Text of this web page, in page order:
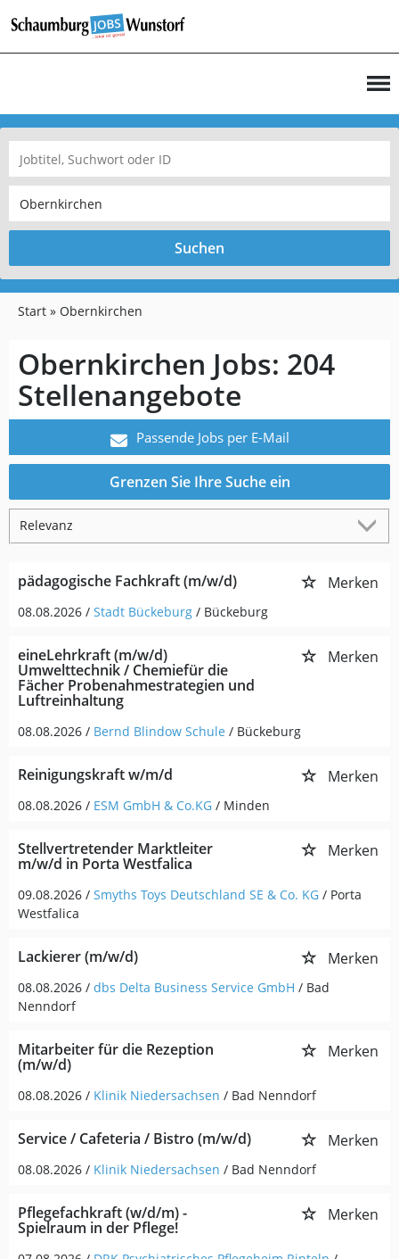
Suchen
Start Obernkirchen
Obernkirchen Jobs: 204
Stellenangebote
Passende Jobs per E-Mail
Grenzen Sie Ihre Suche ein
pädagogische Fachkraft (m/w/d) Merken
08.08.2026 / Stadt Bückeburg / Bückeburg
eineLehrkraft (m/w/d)
Umwelttechnik / Chemiefür die
Fächer Probenahmestrategien und
Luftreinhaltung
Merken
08.08.2026 / Bernd Blindow Schule / Bückeburg
Reinigungskraft w/m/d Merken
08.08.2026 / ESM GmbH & Co.KG / Minden
Stellvertretender Marktleiter
m/w/d in Porta Westfalica
Merken
09.08.2026 / Smyths Toys Deutschland SE & Co. KG / Porta
Westfalica
Lackierer (m/w/d) Merken
08.08.2026 / dbs Delta Business Service GmbH / Bad
Nenndorf
Mitarbeiter für die Rezeption
(m/w/d)
Merken
08.08.2026 / Klinik Niedersachsen / Bad Nenndorf
Service / Cafeteria / Bistro (m/w/d) Merken
08.08.2026 / Klinik Niedersachsen / Bad Nenndorf
Pflegefachkraft (w/d/m) -
Spielraum in der Pflege!
Merken